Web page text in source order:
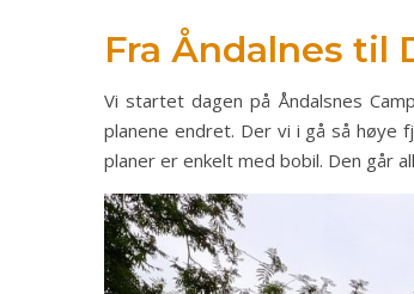
Fra Åndalnes til
Vi startet dagen på Åndalsnes
planene endret. Der vi i gå så høye
planer er enkelt med bobil. Den går